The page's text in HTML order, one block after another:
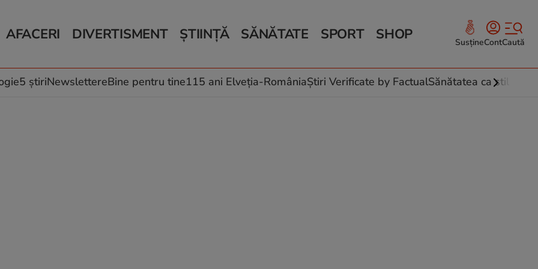
AFACERI
Auto
Locuri de muncă
DIVERTISMENT
Horoscop
Muzică și Filme
ȘTIINȚĂ
Schimbări climatice
SĂNĂTATE
Relații
Rețete culinare
SPORT SHOP SusțineContCaută
5 știriNewslettereBine pentru tine115 ani Elveția-RomâniaȘtiri Verificate by FactualSănătatea ca stil de